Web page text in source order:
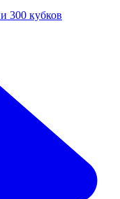
300 кубков